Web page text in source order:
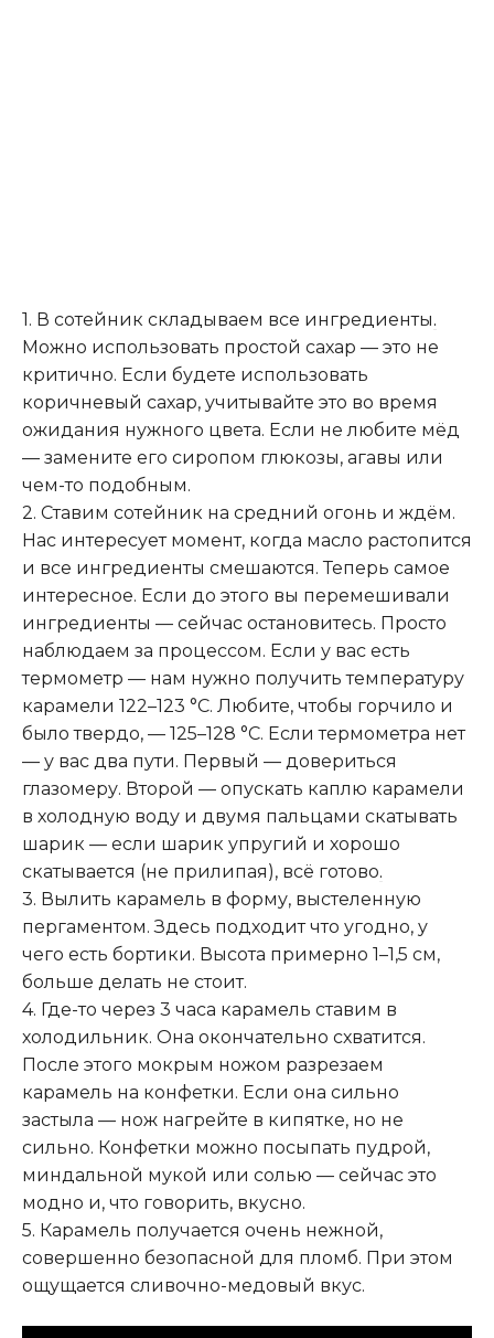
1. В сотейник складываем все ингредиенты.
Можно использовать простой сахар — это не
критично. Если будете использовать
коричневый сахар, учитывайте это во время
ожидания нужного цвета. Если не любите мёд
— замените его сиропом глюкозы, агавы или
чем-то подобным.
2. Ставим сотейник на средний огонь и ждём.
Нас интересует момент, когда масло растопится
и все ингредиенты смешаются. Теперь самое
интересное. Если до этого вы перемешивали
ингредиенты — сейчас остановитесь. Просто
наблюдаем за процессом. Если у вас есть
термометр — нам нужно получить температуру
карамели 122–123 °C. Любите, чтобы горчило и
было твердо, — 125–128 °C. Если термометра нет
— у вас два пути. Первый — довериться
глазомеру. Второй — опускать каплю карамели
в холодную воду и двумя пальцами скатывать
шарик — если шарик упругий и хорошо
скатывается (не прилипая), всё готово.
3. Вылить карамель в форму, выстеленную
пергаментом. Здесь подходит что угодно, у
чего есть бортики. Высота примерно 1–1,5 см,
больше делать не стоит.
4. Где-то через 3 часа карамель ставим в
холодильник. Она окончательно схватится.
После этого мокрым ножом разрезаем
карамель на конфетки. Если она сильно
застыла — нож нагрейте в кипятке, но не
сильно. Конфетки можно посыпать пудрой,
миндальной мукой или солью — сейчас это
модно и, что говорить, вкусно.
5. Карамель получается очень нежной,
совершенно безопасной для пломб. При этом
ощущается сливочно-медовый вкус.